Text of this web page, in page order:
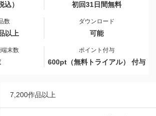
込） 初回31日間無料
数
以上
ダウンロード
可能
末数 ポイント付与
600pt（無料トライアル） 付与
7,200作品以上